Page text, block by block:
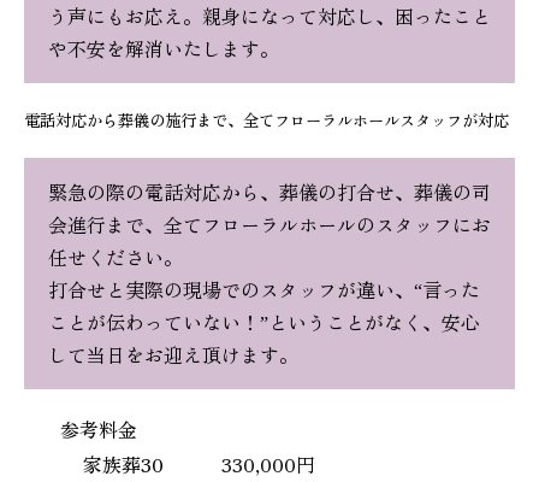
う声にもお応え。親身になって対応し、困ったこと
や不安を解消いたします。
電話対応から葬儀の施行まで、全てフローラルホールスタッフが対応
緊急の際の電話対応から、葬儀の打合せ、葬儀の司
会進行まで、全てフローラルホールのスタッフにお
任せください。
打合せと実際の現場でのスタッフが違い、“言った
ことが伝わっていない！”ということがなく、安心
して当日をお迎え頂けます。
参考料金
家族葬30
330,000円